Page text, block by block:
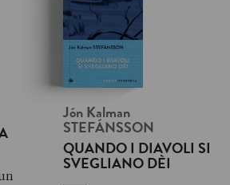
Jón Kalman
STEFÁNSSON
QUANDO I DIAVOLI SI
SVEGLIANO DÈI